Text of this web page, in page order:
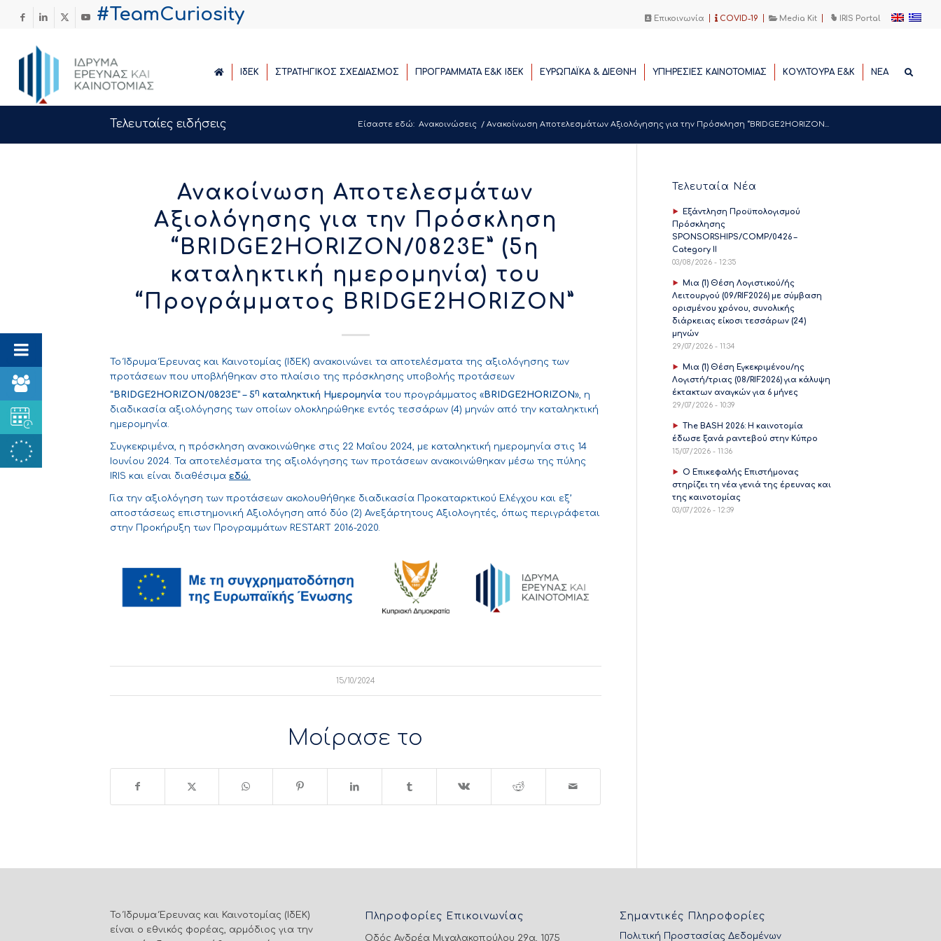
Επικοινωνία COVID-19 Media Kit IRIS Portal
#TeamCuriosity
ΙδΕΚ ΣΤΡΑΤΗΓΙΚΟΣ ΣΧΕΔΙΑΣΜΟΣ ΠΡΟΓΡΑΜΜΑΤΑ E&K ΙδΕΚ ΕΥΡΩΠΑΪΚΑ & ΔΙΕΘΝΗ ΥΠΗΡΕΣΙΕΣ ΚΑΙΝΟΤΟΜΙΑΣ ΚΟΥΛΤΟΥΡΑ Ε&Κ ΝΕΑ
Τελευταίες ειδήσεις Είσαστε εδώ: Ανακοινώσεις / Ανακοίνωση Αποτελεσμάτων Αξιολόγησης για την Πρόσκληση “BRIDGE2HORIZON...
Ανακοίνωση Αποτελεσμάτων
Αξιολόγησης για την Πρόσκληση
“BRIDGE2HORIZON/0823E” (5η
καταληκτική ημερομηνία) του
“Προγράμματος BRIDGE2HORIZON”
Το Ίδρυμα Έρευνας και Καινοτομίας (ΙδΕΚ) ανακοινώνει τα αποτελέσματα της αξιολόγησης των
προτάσεων που υποβλήθηκαν στο πλαίσιο της πρόσκλησης υποβολής προτάσεων
“ BRIDGE2HORIZON/0823E” – 5η καταληκτική Ημερομηνία του προγράμματος « BRIDGE2HORIZON», η
διαδικασία αξιολόγησης των οποίων ολοκληρώθηκε εντός τεσσάρων (4) μηνών από την καταληκτική
ημερομηνία.
Συγκεκριμένα, η πρόσκληση ανακοινώθηκε στις 22 Μαΐου 2024, με καταληκτική ημερομηνία στις 14
Ιουνίου 2024. Τα αποτελέσματα της αξιολόγησης των προτάσεων ανακοινώθηκαν μέσω της πύλης
IRIS και είναι διαθέσιμα εδώ.
Για την αξιολόγηση των προτάσεων ακολουθήθηκε διαδικασία Προκαταρκτικού Ελέγχου και εξ’
αποστάσεως επιστημονική Αξιολόγηση από δύο (2) Ανεξάρτητους Αξιολογητές, όπως περιγράφεται
στην Προκήρυξη των Προγραμμάτων RESTART 2016-2020.
15/10/2024
Μοίρασε το
Τελευταία Νέα
Εξάντληση Προϋπολογισμού
Πρόσκλησης
SPONSORSHIPS/COMP/0426 –
Category II
03/08/2026 - 12:35
Μια (1) Θέση Λογιστικού/ής
Λειτουργού (09/RIF2026) με σύμβαση
ορισμένου χρόνου, συνολικής
διάρκειας είκοσι τεσσάρων (24)
μηνών
29/07/2026 - 11:34
Μια (1) Θέση Εγκεκριμένου/ης
Λογιστή/τριας (08/RIF2026) για κάλυψη
έκτακτων αναγκών για 6 μήνες
29/07/2026 - 10:39
The BASH 2026: Η καινοτομία
έδωσε ξανά ραντεβού στην Κύπρο
15/07/2026 - 11:36
Ο Επικεφαλής Επιστήμονας
στηρίζει τη νέα γενιά της έρευνας και
της καινοτομίας
03/07/2026 - 12:39
Το Ίδρυμα Έρευνας και Καινοτομίας (ΙδΕΚ)
είναι ο εθνικός φορέας, αρμόδιος για την
Πληροφορίες Επικοινωνίας
Οδός Ανδρέα Μιχαλακοπούλου 29α, 1075
Σημαντικές Πληροφορίες
Πολιτική Προστασίας Δεδομένων